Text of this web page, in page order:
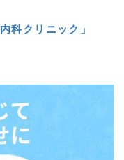
科クリニック」